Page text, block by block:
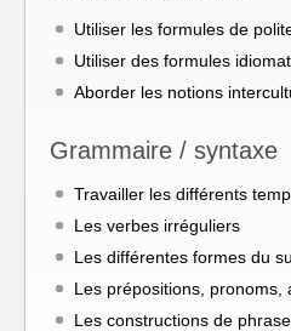
Utiliser les formules de
Utiliser des formules
Aborder les notions
Grammaire / syntaxe
Travailler les différents
Les verbes irréguliers
Les différentes formes du
Les prépositions, pronoms,
Les constructions de